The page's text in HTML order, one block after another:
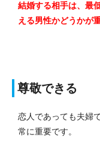
結婚する相手は、最
える男性かどうかが
尊敬できる
恋人であっても夫婦
常に重要です。